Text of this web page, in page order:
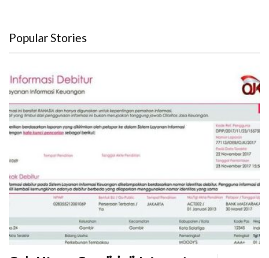
Popular Stories